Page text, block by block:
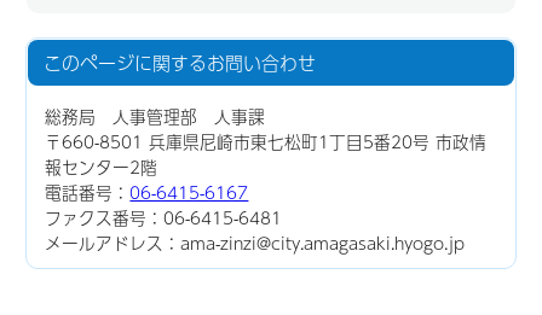
このページに関するお問い合わせ
総務局 人事管理部 人事課
〒660-8501 兵庫県尼崎市東七松町1丁目5番20号 市政情
報センター2階
電話番号：06-6415-6167
ファクス番号：06-6415-6481
メールアドレス：ama-zinzi@city.amagasaki.hyogo.jp